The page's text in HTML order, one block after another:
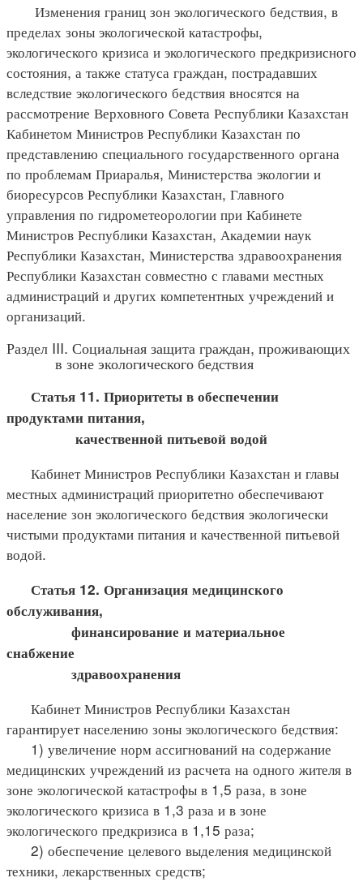
Изменения границ зон экологического бедствия, в
пределах зоны экологической катастрофы,
экологического кризиса и экологического предкризисного
состояния, а также статуса граждан, пострадавших
вследствие экологического бедствия вносятся на
рассмотрение Верховного Совета Республики Казахстан
Кабинетом Министров Республики Казахстан по
представлению специального государственного органа
по проблемам Приаралья, Министерства экологии и
биоресурсов Республики Казахстан, Главного
управления по гидрометеорологии при Кабинете
Министров Республики Казахстан, Академии наук
Республики Казахстан, Министерства здравоохранения
Республики Казахстан совместно с главами местных
администраций и других компетентных учреждений и
организаций.
Раздел III. Социальная защита граждан, проживающих
в зоне экологического бедствия
Статья 11. Приоритеты в обеспечении
продуктами питания,
качественной питьевой водой
Кабинет Министров Республики Казахстан и главы
местных администраций приоритетно обеспечивают
население зон экологического бедствия экологически
чистыми продуктами питания и качественной питьевой
водой.
Статья 12. Организация медицинского
обслуживания,
финансирование и материальное
снабжение
здравоохранения
Кабинет Министров Республики Казахстан
гарантирует населению зоны экологического бедствия:
1) увеличение норм ассигнований на содержание
медицинских учреждений из расчета на одного жителя в
зоне экологической катастрофы в 1,5 раза, в зоне
экологического кризиса в 1,3 раза и в зоне
экологического предкризиса в 1,15 раза;
2) обеспечение целевого выделения медицинской
техники, лекарственных средств;